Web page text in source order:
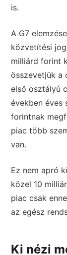
is.
A G7
közvetítési
milliárd forint
összevetjük a
első osztályú
években éves
forintnak
piac több
van.
Ez nem apró
közel 10
piac csak
az egész
Ki nézi